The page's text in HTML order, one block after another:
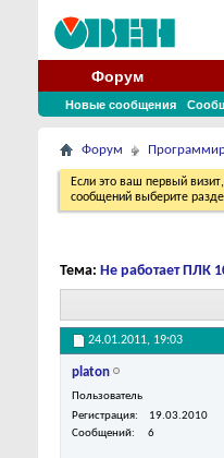
Форум
Новые сообщения
Форум
Если это ваш первый
сообщений выберите
Тема: Не работает ПЛК
24.01.2011, 19:03
platon
Пользователь
Регистрация
19.03.2010
Сообщений
6